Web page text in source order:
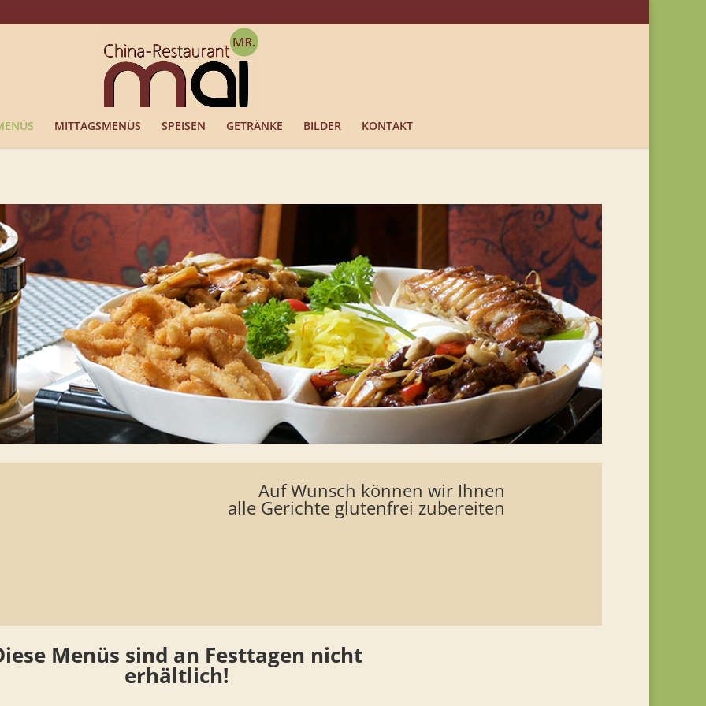
MITTAGSMENÜS SPEISEN GETRÄNKE BILDER KONTAKT
Auf Wunsch können wir Ihnen
alle Gerichte glutenfrei zubereiten
Menüs ​​sind an Festtagen nicht
erhältlich!